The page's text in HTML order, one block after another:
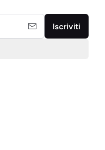
Iscriviti